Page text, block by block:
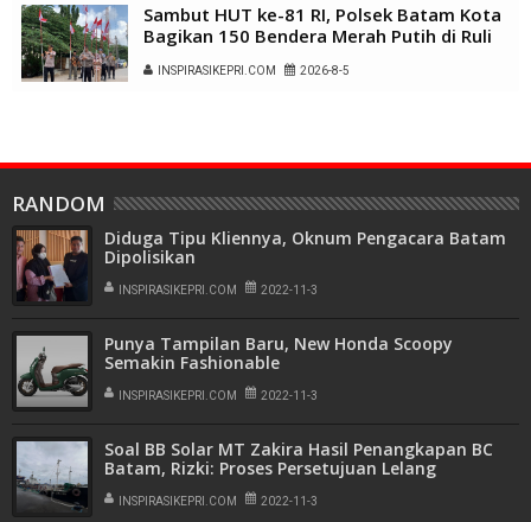
Sambut HUT ke-81 RI, Polsek Batam Kota
Bagikan 150 Bendera Merah Putih di Ruli
INSPIRASIKEPRI.COM 2026-8-5
RANDOM
Diduga Tipu Kliennya, Oknum Pengacara Batam
Dipolisikan
INSPIRASIKEPRI.COM 2022-11-3
Punya Tampilan Baru, New Honda Scoopy
Semakin Fashionable
INSPIRASIKEPRI.COM 2022-11-3
Soal BB Solar MT Zakira Hasil Penangkapan BC
Batam, Rizki: Proses Persetujuan Lelang
INSPIRASIKEPRI.COM 2022-11-3